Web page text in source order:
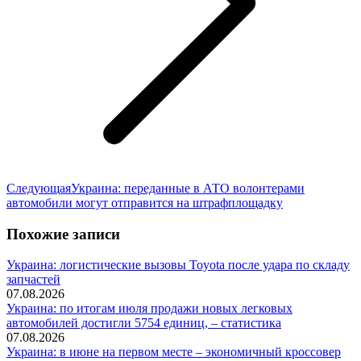
СледующаяСледующая
запись:
Украина: переданные в АТО волонтерами
автомобили могут отправится на штрафплощадку
Похожие записи
Украина: логистические вызовы Toyota после удара по складу
запчастей
07.08.2026
Украина: по итогам июля продажи новых легковых
автомобилей достигли 5754 единиц, – статистика
07.08.2026
Украина: в июне на первом месте – экономичный кроссовер